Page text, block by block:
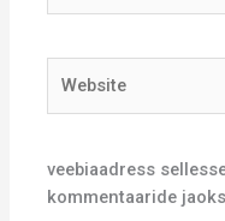
veebiaadress
kommentaaride